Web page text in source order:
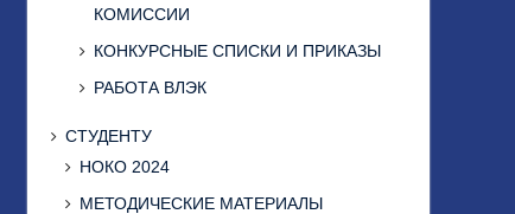
КОМИССИИ
КОНКУРСНЫЕ СПИСКИ И ПРИКАЗЫ
РАБОТА ВЛЭК
СТУДЕНТУ
НОКО 2024
МЕТОДИЧЕСКИЕ МАТЕРИАЛЫ